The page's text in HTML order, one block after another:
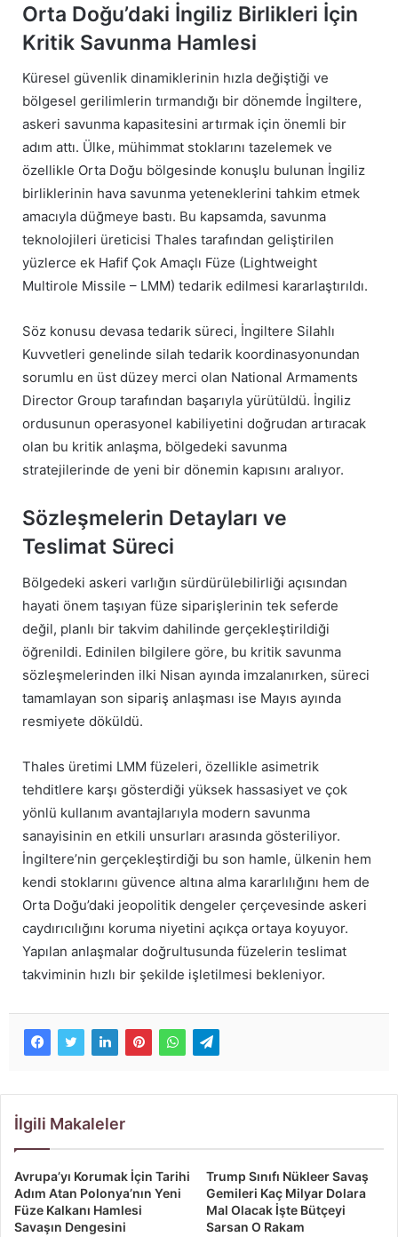
Orta Doğu’daki İngiliz Birlikleri İçin
Kritik Savunma Hamlesi
Küresel güvenlik dinamiklerinin hızla değiştiği ve
bölgesel gerilimlerin tırmandığı bir dönemde İngiltere,
askeri savunma kapasitesini artırmak için önemli bir
adım attı. Ülke, mühimmat stoklarını tazelemek ve
özellikle Orta Doğu bölgesinde konuşlu bulunan İngiliz
birliklerinin hava savunma yeteneklerini tahkim etmek
amacıyla düğmeye bastı. Bu kapsamda, savunma
teknolojileri üreticisi Thales tarafından geliştirilen
yüzlerce ek Hafif Çok Amaçlı Füze (Lightweight
Multirole Missile – LMM) tedarik edilmesi kararlaştırıldı.
Söz konusu devasa tedarik süreci, İngiltere Silahlı
Kuvvetleri genelinde silah tedarik koordinasyonundan
sorumlu en üst düzey merci olan National Armaments
Director Group tarafından başarıyla yürütüldü. İngiliz
ordusunun operasyonel kabiliyetini doğrudan artıracak
olan bu kritik anlaşma, bölgedeki savunma
stratejilerinde de yeni bir dönemin kapısını aralıyor.
Sözleşmelerin Detayları ve
Teslimat Süreci
Bölgedeki askeri varlığın sürdürülebilirliği açısından
hayati önem taşıyan füze siparişlerinin tek seferde
değil, planlı bir takvim dahilinde gerçekleştirildiği
öğrenildi. Edinilen bilgilere göre, bu kritik savunma
sözleşmelerinden ilki Nisan ayında imzalanırken, süreci
tamamlayan son sipariş anlaşması ise Mayıs ayında
resmiyete döküldü.
Thales üretimi LMM füzeleri, özellikle asimetrik
tehditlere karşı gösterdiği yüksek hassasiyet ve çok
yönlü kullanım avantajlarıyla modern savunma
sanayisinin en etkili unsurları arasında gösteriliyor.
İngiltere’nin gerçekleştirdiği bu son hamle, ülkenin hem
kendi stoklarını güvence altına alma kararlılığını hem de
Orta Doğu’daki jeopolitik dengeler çerçevesinde askeri
caydırıcılığını koruma niyetini açıkça ortaya koyuyor.
Yapılan anlaşmalar doğrultusunda füzelerin teslimat
takviminin hızlı bir şekilde işletilmesi bekleniyor.
İlgili Makaleler
Avrupa’yı Korumak İçin Tarihi
Adım Atan Polonya’nın Yeni
Füze Kalkanı Hamlesi
Savaşın Dengesini
Trump Sınıfı Nükleer Savaş
Gemileri Kaç Milyar Dolara
Mal Olacak İşte Bütçeyi
Sarsan O Rakam